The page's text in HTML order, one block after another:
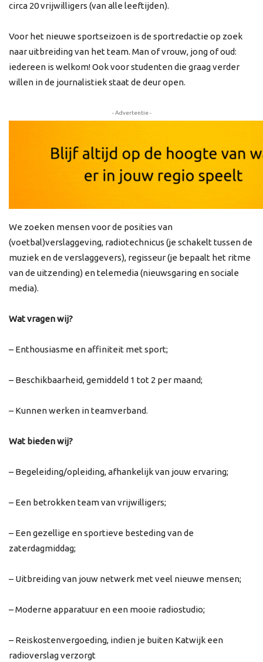
circa 20 vrijwilligers (van alle leeftijden).
Voor het nieuwe sportseizoen is de sportredactie op zoek
naar uitbreiding van het team. Man of vrouw, jong of oud:
iedereen is welkom! Ook voor studenten die graag verder
willen in de journalistiek staat de deur open.
- Advertentie -
We zoeken mensen voor de posities van
(voetbal)verslaggeving, radiotechnicus (je schakelt tussen de
muziek en de verslaggevers), regisseur (je bepaalt het ritme
van de uitzending) en telemedia (nieuwsgaring en sociale
media).
Wat vragen wij?
– Enthousiasme en affiniteit met sport;
– Beschikbaarheid, gemiddeld 1 tot 2 per maand;
– Kunnen werken in teamverband.
Wat bieden wij?
– Begeleiding/opleiding, afhankelijk van jouw ervaring;
– Een betrokken team van vrijwilligers;
– Een gezellige en sportieve besteding van de
zaterdagmiddag;
– Uitbreiding van jouw netwerk met veel nieuwe mensen;
– Moderne apparatuur en een mooie radiostudio;
– Reiskostenvergoeding, indien je buiten Katwijk een
radioverslag verzorgt